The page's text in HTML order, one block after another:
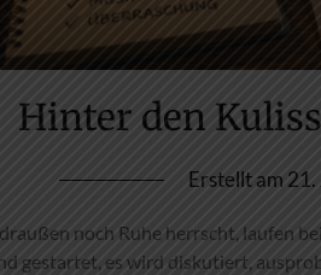
Hinter den
Erstellt am 21.
noch Ruhe herrscht, laufen
gestartet, es wird diskutiert,